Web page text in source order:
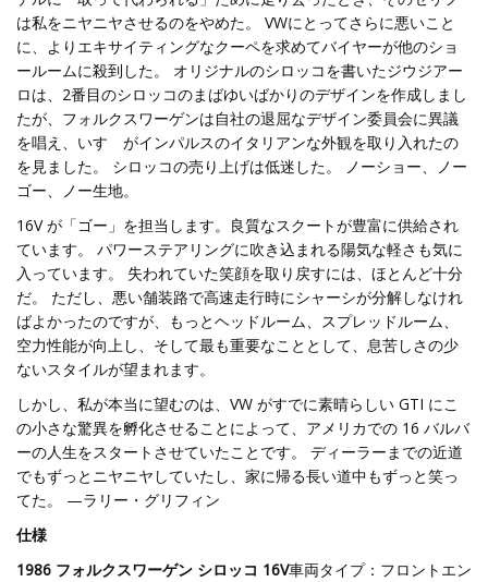
は私をニヤニヤさせるのをやめた。 VWにとってさらに悪いこと
に、よりエキサイティングなクーペを求めてバイヤーが他のショ
ールームに殺到した。 オリジナルのシロッコを書いたジウジアー
ロは、2番目のシロッコのまばゆいばかりのデザインを作成しまし
たが、フォルクスワーゲンは自社の退屈なデザイン委員会に異議
を唱え、いすゞがインパルスのイタリアンな外観を取り入れたの
を見ました。 シロッコの売り上げは低迷した。 ノーショー、ノー
ゴー、ノー生地。
16V が「ゴー」を担当します。良質なスクートが豊富に供給され
ています。 パワーステアリングに吹き込まれる陽気な軽さも気に
入っています。 失われていた笑顔を取り戻すには、ほとんど十分
だ。 ただし、悪い舗装路で高速走行時にシャーシが分解しなけれ
ばよかったのですが、もっとヘッドルーム、スプレッドルーム、
空力性能が向上し、そして最も重要なこととして、息苦しさの少
ないスタイルが望まれます。
しかし、私が本当に望むのは、VW がすでに素晴らしい GTI にこ
の小さな驚異を孵化させることによって、アメリカでの 16 バルバ
ーの人生をスタートさせていたことです。 ディーラーまでの近道
でもずっとニヤニヤしていたし、家に帰る長い道中もずっと笑っ
てた。 —ラリー・グリフィン
仕様
1986 フォルクスワーゲン シロッコ 16V車両タイプ：フロントエン